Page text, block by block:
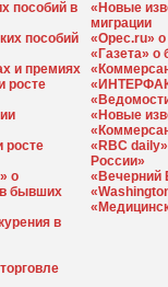
пособий в
пособий
и премиях
росте
росте
о
в бывших
в
«Новые
миграции
«Opec.ru»
«Газета» о
«Новые
«RBC
России»
«Вечерний